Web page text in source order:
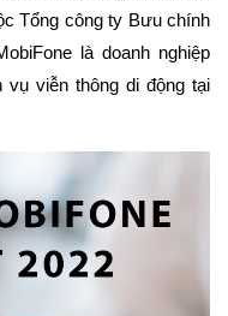
Tổng công ty Bưu chính
là doanh nghiệp
viễn thông di động tại